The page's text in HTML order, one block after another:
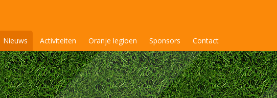
Nieuws Activiteiten Oranje legioen Sponsors Contact